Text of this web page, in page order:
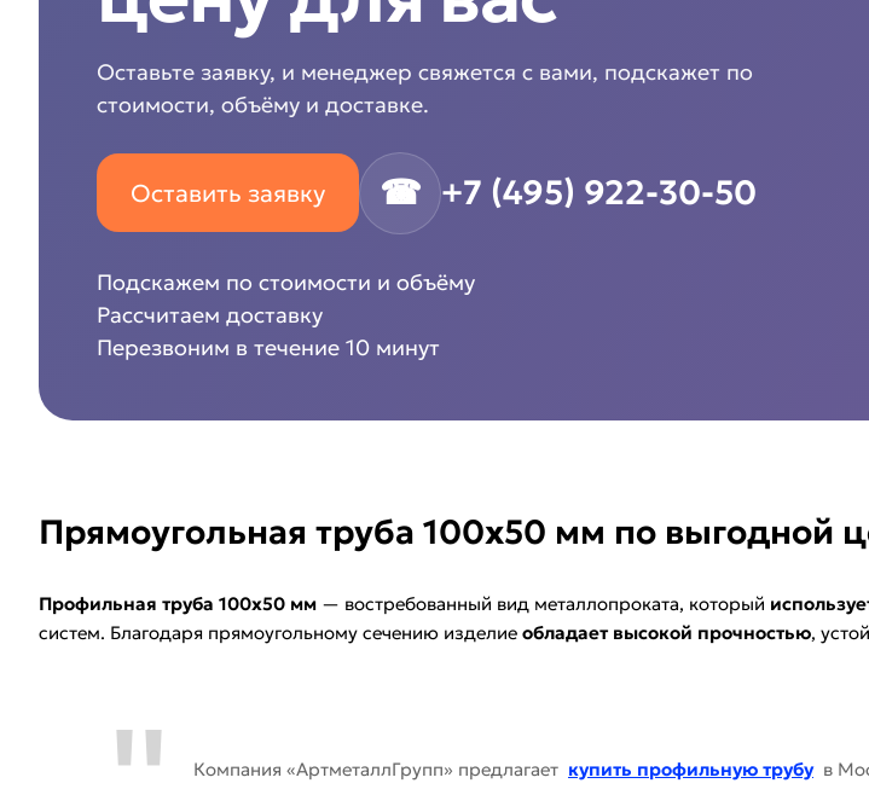
Оставьте заявку, и менеджер свяжется с вами, подскажет по
стоимости, объёму и доставке.
Оставить заявку ☎ +7 (495) 922-30-50
Подскажем по стоимости и объёму
Рассчитаем доставку
Перезвоним в течение 10 минут
Прямоугольная труба 100х50 мм по выгодной
Профильная труба 100х50 мм — востребованный вид металлопроката, который
систем. Благодаря прямоугольному сечению изделие обладает высокой прочностью,
Компания «АртметаллГрупп» предлагает купить профильную трубу в